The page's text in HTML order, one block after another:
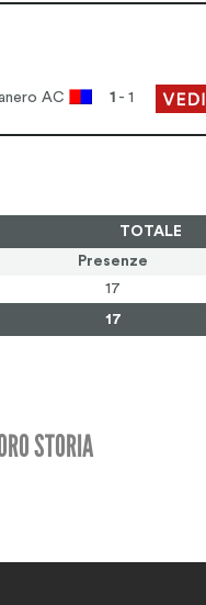
AC 1 - 1
TOTALE
Presenze
17
17
STORIA